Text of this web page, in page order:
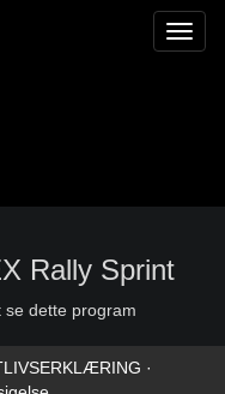
Rally Sprint
dette program
·